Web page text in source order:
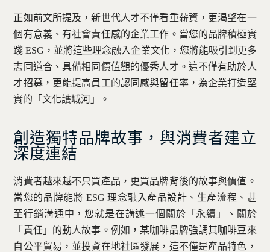
正如前文所提及，新世代人才不僅看重薪資，更渴望在一
個有意義、有社會責任感的企業工作。當您的品牌積極實
踐 ESG，並將這些理念融入企業文化，您將能吸引到更多
志同道合、具備相同價值觀的優秀人才。這不僅有助於人
才招募，更能提高員工的認同感與留任率，為企業打造堅
實的「文化護城河」。
創造獨特品牌故事，與消費者建立
深度連結
消費者越來越不只買產品，更買品牌背後的故事與價值。
當您的品牌能將 ESG 理念融入產品設計、生產流程、甚
至行銷溝通中，您就是在講述一個關於「永續」、關於
「責任」的動人故事。例如，某咖啡品牌強調其咖啡豆來
自公平貿易，並投資在地社區發展，這不僅是產品特色，